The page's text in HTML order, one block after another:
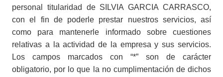
personal titularidad de SILVIA GARCIA CARRASCO,
con el fin de poderle prestar nuestros servicios, así
como para mantenerle informado sobre cuestiones
relativas a la actividad de la empresa y sus servicios.
Los campos marcados con “*” son de carácter
obligatorio, por lo que la no cumplimentación de dichos